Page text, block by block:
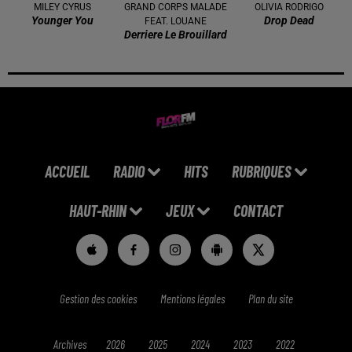
MILEY CYRUS
Younger You
GRAND CORPS MALADE
FEAT. LOUANE
Derriere Le Brouillard
OLIVIA RODRIGO
Drop Dead
ACCUEIL RADIO HITS RUBRIQUES
HAUT-RHIN JEUX CONTACT
Gestion des cookies Mentions légales Plan du site
Archives 2026 2025 2024 2023 2022